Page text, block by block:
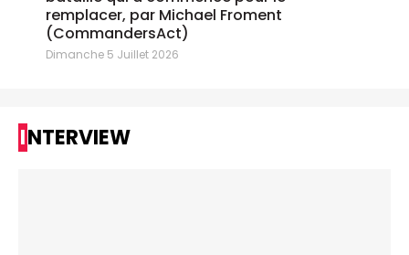
remplacer, par Michael Froment
(CommandersAct)
Dimanche 5 Juillet 2026
INTERVIEW